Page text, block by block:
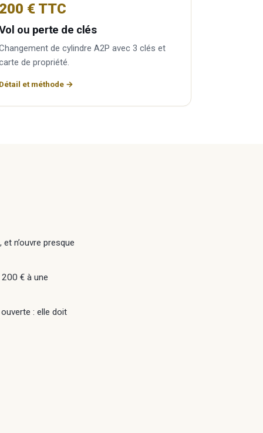
200 € TTC
ou perte de clés
de cylindre A2P avec 3 clés et
de propriété.
Détail et méthode →
n’ouvre presque
€ à une
: elle doit